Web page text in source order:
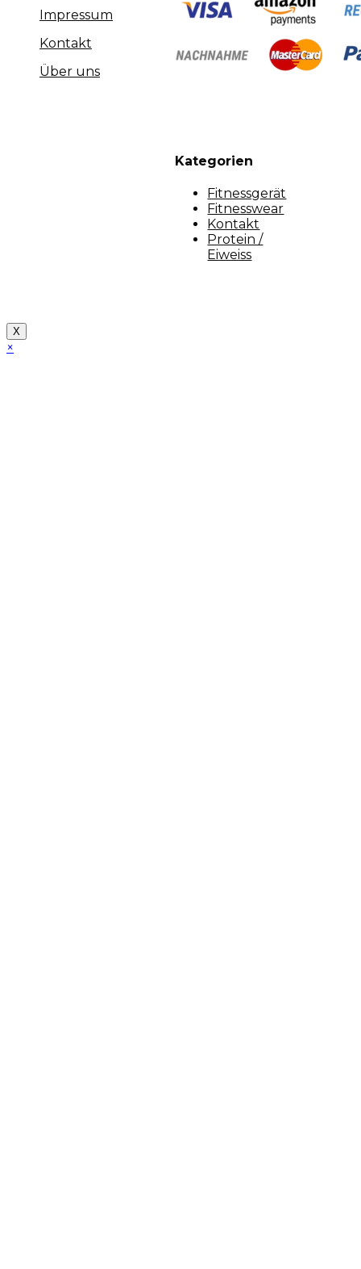
Impressum
Kontakt
Über uns
Kategorien
Fitnessgerät
Fitnesswear
Kontakt
Protein /
Eiweiss
X
×